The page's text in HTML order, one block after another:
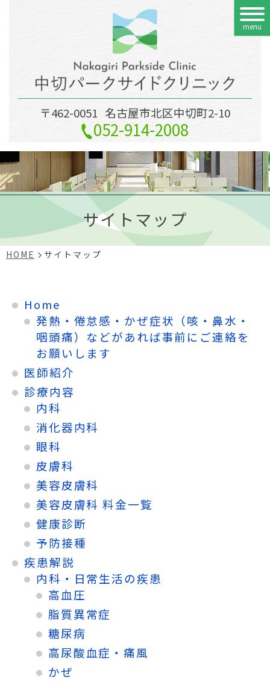
〒462-0051 名古屋市北区中切町2-10
052-914-2008
menu
サイトマップ
HOME サイトマップ
Home
発熱・倦怠感・かぜ症状（咳・鼻水・
咽頭痛）などがあれば事前にご連絡を
お願いします
医師紹介
診療内容
内科
消化器内科
眼科
皮膚科
美容皮膚科
美容皮膚科 料金一覧
健康診断
予防接種
疾患解説
内科・日常生活の疾患
高血圧
脂質異常症
糖尿病
高尿酸血症・痛風
かぜ